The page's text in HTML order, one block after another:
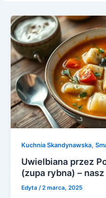
Kuchnia Skandynawska,
Uwielbiana przez
(zupa rybna) –
Edyta/2 marca, 2025